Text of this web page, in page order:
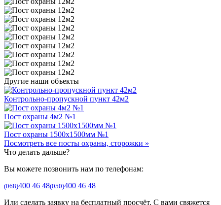
Другие наши объекты
Контрольно-пропускной пункт 42м2
Пост охраны 4м2 №1
Пост охраны 1500х1500мм №1
Посмотреть все посты охраны, сторожки »
Что делать дальше?
Вы можете позвонить нам по телефонам:
(068)400 46 48(050)400 46 48
Или сделать заявку на бесплатный просчёт. С вами свяжется